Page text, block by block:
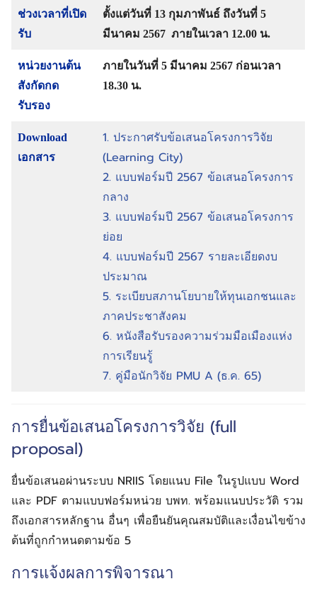
ช่วงเวลาที่เปิด
รับ
ตั้งแต่วันที่ 13 กุมภาพันธ์ ถึงวันที่ 5
มีนาคม 2567 ภายในเวลา 12.00 น.
หน่วยงานต้น
สังกัดกด
รับรอง
ภายในวันที่ 5 มีนาคม 2567 ก่อนเวลา
18.30 น.
Download
เอกสาร
1. ประกาศรับข้อเสนอโครงการวิจัย
(Learning City)
2. แบบฟอร์มปี 2567 ข้อเสนอโครงการ
กลาง
3. แบบฟอร์มปี 2567 ข้อเสนอโครงการ
ย่อย
4. แบบฟอร์มปี 2567 รายละเอียดงบ
ประมาณ
5. ระเบียบสภานโยบายให้ทุนเอกชนและ
ภาคประชาสังคม
6. หนังสือรับรองความร่วมมือเมืองแห่ง
การเรียนรู้
7. คู่มือนักวิจัย PMU A (ธ.ค. 65)
การยื่นข้อเสนอโครงการวิจัย (full
proposal)
ยื่นข้อเสนอผ่านระบบ NRIIS โดยแนบ File ในรูปแบบ Word
และ PDF ตามแบบฟอร์มหน่วย บพท. พร้อมแนบประวัติ รวม
ถึงเอกสารหลักฐาน อื่นๆ เพื่อยืนยันคุณสมบัติและเงื่อนไขข้าง
ต้นที่ถูกกำหนดตามข้อ 5
การแจ้งผลการพิจารณา